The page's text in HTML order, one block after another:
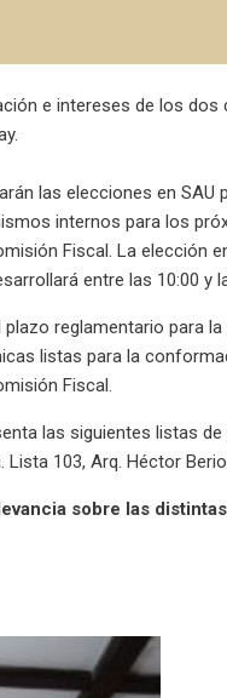
e intereses de los dos
las elecciones en SAU
internos para los
Fiscal.La elección
entre las 10:00 y
reglamentario para
listas para la
Fiscal.
las siguientes listas
Lista 103, Arq. Héctor
sobre las